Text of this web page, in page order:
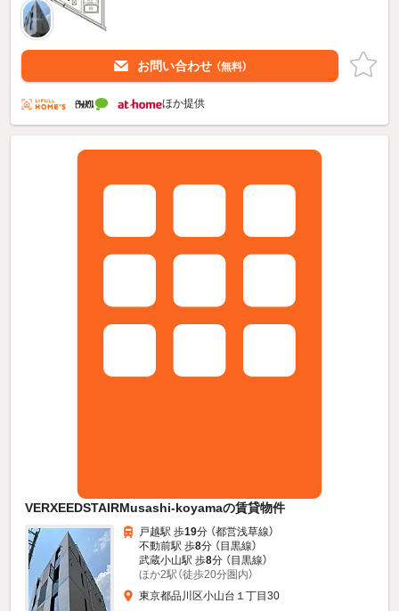
お問い合わせ （無料）
ほか提供
VERXEEDSTAIRMusashi-koyamaの賃貸物件
戸越駅 歩19分 （都営浅草線）
不動前駅 歩8分 （目黒線）
武蔵小山駅 歩8分 （目黒線）
ほか2駅（徒歩20分圏内）
東京都品川区小山台１丁目30